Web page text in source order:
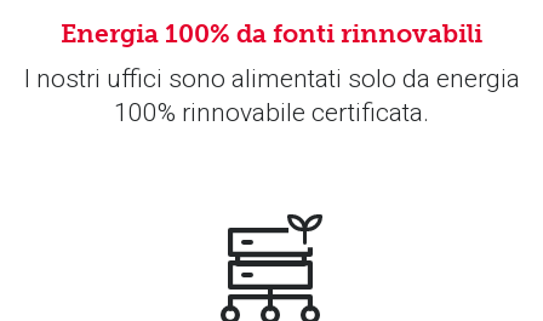
Energia 100% da fonti rinnovabili
I nostri uffici sono alimentati solo da energia
100% rinnovabile certificata.